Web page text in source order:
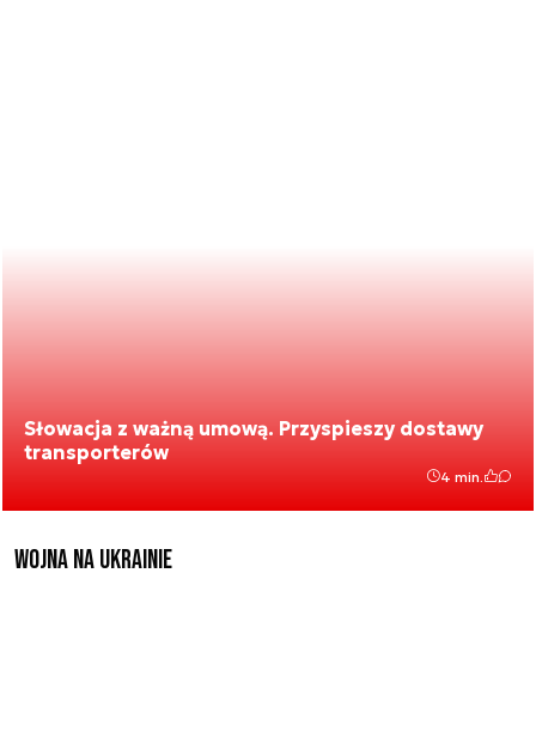
Słowacja z ważną umową. Przyspieszy dostawy
transporterów
4 min.
Wojna na Ukrainie